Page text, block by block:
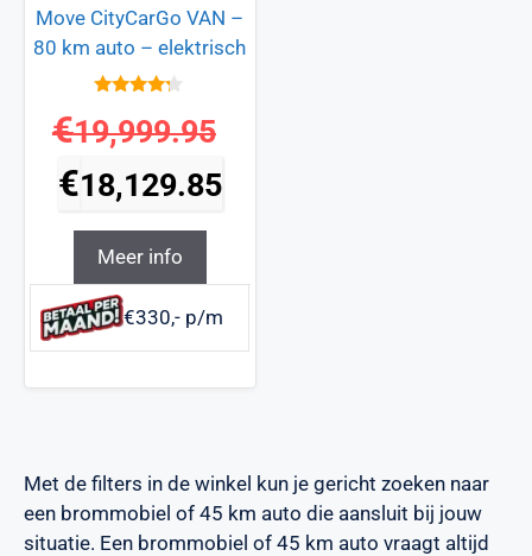
Move CityCarGo VAN –
80 km auto – elektrisch
van 5
€19,999.95
€18,129.85
Meer info
€330,- p/m
Met de filters in de winkel kun je gericht zoeken naar
een brommobiel of 45 km auto die aansluit bij jouw
situatie. Een brommobiel of 45 km auto vraagt altijd